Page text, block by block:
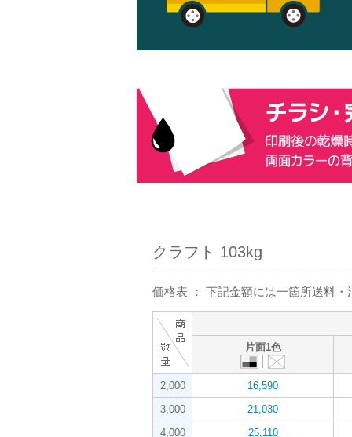
クラフト 103kg
価格表 ： 下記金額には一箇所送料
片面1色
2,000
16,590
3,000
21,030
4,000
25,110